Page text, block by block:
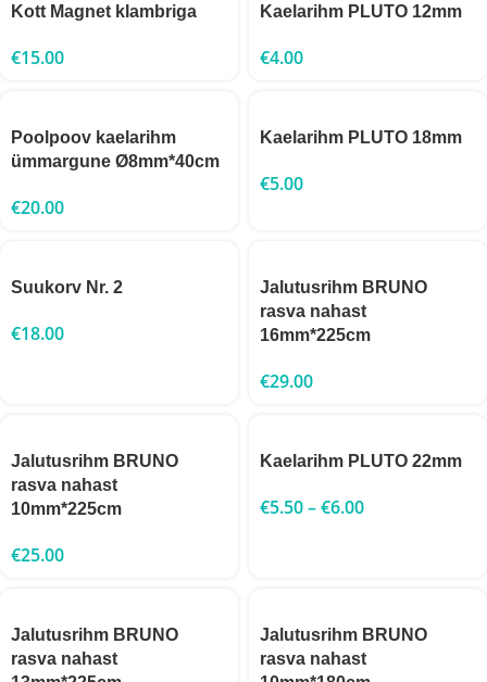
Kott Magnet klambriga
€15.00
Kaelarihm PLUTO 12mm
€4.00
Poolpoov kaelarihm
ümmargune Ø8mm*40cm
€20.00
Kaelarihm PLUTO 18mm
€5.00
Suukorv Nr. 2
€18.00
Jalutusrihm BRUNO
rasva nahast
16mm*225cm
€29.00
Jalutusrihm BRUNO
rasva nahast
10mm*225cm
€25.00
Kaelarihm PLUTO 22mm
€5.50–€6.00
Jalutusrihm BRUNO
rasva nahast
Jalutusrihm BRUNO
rasva nahast